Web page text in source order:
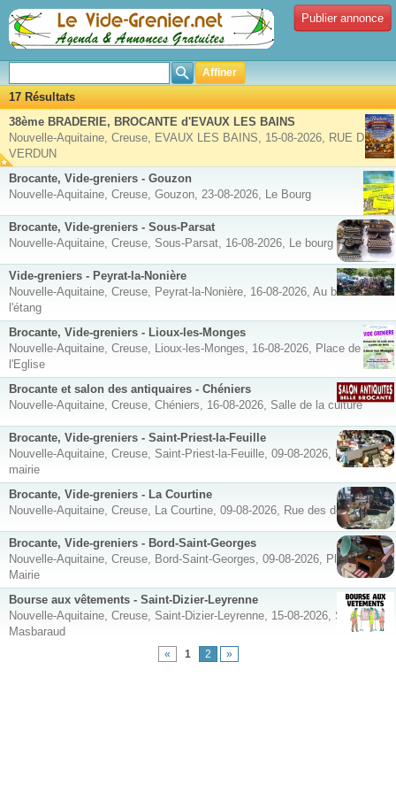
Publier annonce
Affiner
17 Résultats
38ème BRADERIE, BROCANTE d'EVAUX LES BAINS
Nouvelle-Aquitaine, Creuse, EVAUX LES BAINS, 15-08-2026, RUE DE
VERDUN
Brocante, Vide-greniers - Gouzon
Nouvelle-Aquitaine, Creuse, Gouzon, 23-08-2026, Le Bourg
Brocante, Vide-greniers - Sous-Parsat
Nouvelle-Aquitaine, Creuse, Sous-Parsat, 16-08-2026, Le bourg
Vide-greniers - Peyrat-la-Nonière
Nouvelle-Aquitaine, Creuse, Peyrat-la-Nonière, 16-08-2026, Au bord de
l'étang
Brocante, Vide-greniers - Lioux-les-Monges
Nouvelle-Aquitaine, Creuse, Lioux-les-Monges, 16-08-2026, Place de
l'Eglise
Brocante et salon des antiquaires - Chéniers
Nouvelle-Aquitaine, Creuse, Chéniers, 16-08-2026, Salle de la culture
Brocante, Vide-greniers - Saint-Priest-la-Feuille
Nouvelle-Aquitaine, Creuse, Saint-Priest-la-Feuille, 09-08-2026, Face à la
mairie
Brocante, Vide-greniers - La Courtine
Nouvelle-Aquitaine, Creuse, La Courtine, 09-08-2026, Rue des deux frères
Brocante, Vide-greniers - Bord-Saint-Georges
Nouvelle-Aquitaine, Creuse, Bord-Saint-Georges, 09-08-2026, Place de la
Mairie
Bourse aux vêtements - Saint-Dizier-Leyrenne
Nouvelle-Aquitaine, Creuse, Saint-Dizier-Leyrenne, 15-08-2026, Saint Dizier
Masbaraud
« 1 2 »